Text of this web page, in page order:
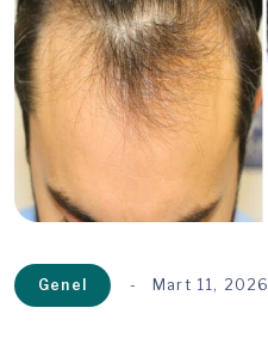
Genel Mart 11, 2026